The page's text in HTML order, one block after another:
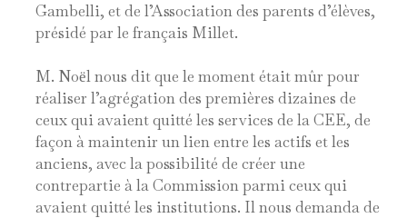
Gambelli, et de l’Association des parents d’élèves,
présidé par le français Millet.
M. Noёl nous dit que le moment était mûr pour
réaliser l’agrégation des premières dizaines de
ceux qui avaient quitté les services de la CEE, de
façon à maintenir un lien entre les actifs et les
anciens, avec la possibilité de créer une
contrepartie à la Commission parmi ceux qui
avaient quitté les institutions. Il nous demanda de